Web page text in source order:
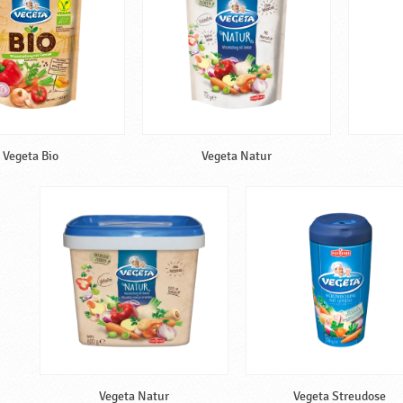
Vegeta Bio Vegeta Natur
Vegeta Natur Vegeta Streudose